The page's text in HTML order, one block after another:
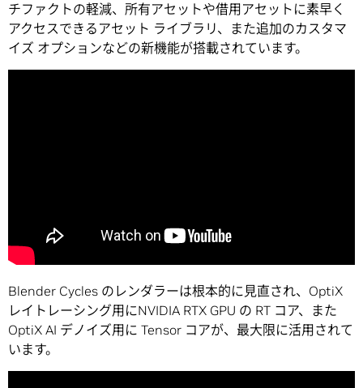
チファクトの軽減、所有アセットや借用アセットに素早く
アクセスできるアセット ライブラリ、また追加のカスタマ
イズ オプションなどの新機能が搭載されています。
Blender Cycles のレンダラーは根本的に見直され、OptiX
レイトレーシング用にNVIDIA RTX GPU の RT コア、また
OptiX AI デノイズ用に Tensor コアが、最大限に活用されて
います。